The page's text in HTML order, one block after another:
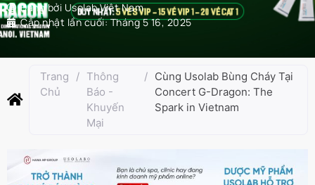
Đăng bởi Usolab Việt Nam
Cập nhật lần cuối:Tháng 5 16, 2025
Trang
Chủ
/ Thông
Báo -
Khuyến
Mại
/ Cùng Usolab Bùng Cháy Tại
Concert G-Dragon: The
Spark in Vietnam